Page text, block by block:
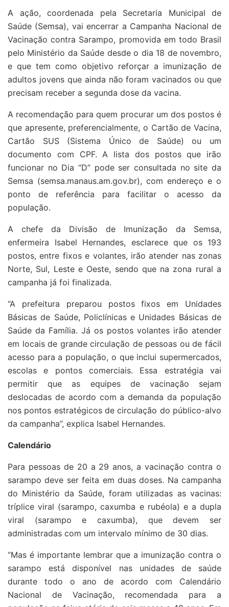
A ação, coordenada pela Secretaria Municipal de
Saúde (Semsa), vai encerrar a Campanha Nacional de
Vacinação contra Sarampo, promovida em todo Brasil
pelo Ministério da Saúde desde o dia 18 de novembro,
e que tem como objetivo reforçar a imunização de
adultos jovens que ainda não foram vacinados ou que
precisam receber a segunda dose da vacina.
A recomendação para quem procurar um dos postos é
que apresente, preferencialmente, o Cartão de Vacina,
Cartão SUS (Sistema Único de Saúde) ou um
documento com CPF. A lista dos postos que irão
funcionar no Dia “D” pode ser consultada no site da
Semsa (semsa.manaus.am.gov.br), com endereço e o
ponto de referência para facilitar o acesso da
população.
A chefe da Divisão de Imunização da Semsa,
enfermeira Isabel Hernandes, esclarece que os 193
postos, entre fixos e volantes, irão atender nas zonas
Norte, Sul, Leste e Oeste, sendo que na zona rural a
campanha já foi finalizada.
“A prefeitura preparou postos fixos em Unidades
Básicas de Saúde, Policlínicas e Unidades Básicas de
Saúde da Família. Já os postos volantes irão atender
em locais de grande circulação de pessoas ou de fácil
acesso para a população, o que inclui supermercados,
escolas e pontos comerciais. Essa estratégia vai
permitir que as equipes de vacinação sejam
deslocadas de acordo com a demanda da população
nos pontos estratégicos de circulação do público-alvo
da campanha”, explica Isabel Hernandes.
Calendário
Para pessoas de 20 a 29 anos, a vacinação contra o
sarampo deve ser feita em duas doses. Na campanha
do Ministério da Saúde, foram utilizadas as vacinas:
tríplice viral (sarampo, caxumba e rubéola) e a dupla
viral (sarampo e caxumba), que devem ser
administradas com um intervalo mínimo de 30 dias.
“Mas é importante lembrar que a imunização contra o
sarampo está disponível nas unidades de saúde
durante todo o ano de acordo com Calendário
Nacional de Vacinação, recomendada para a